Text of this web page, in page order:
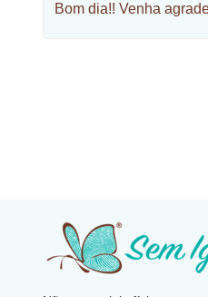
Bom dia!! Venha